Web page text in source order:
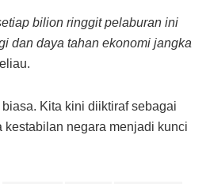
bilion ringgit pelaburan ini
dan daya tahan ekonomi jangka
Kita kini diiktiraf sebagai
kestabilan negara menjadi kunci